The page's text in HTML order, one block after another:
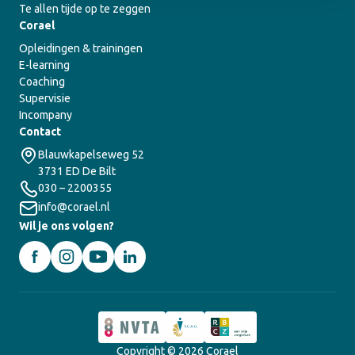
Te allen tijde op te zeggen
Corael
Opleidingen & trainingen
E-learning
Coaching
Supervisie
Incompany
Contact
Blauwkapelseweg 52
3731 ED De Bilt
030 – 2200355
info@corael.nl
Wil je ons volgen?
Copyright © 2026 Corael